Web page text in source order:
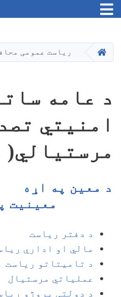
کور ریاست عمومی
د عامه
امنیتي
مرستیالي(
د معین په اړه
معینیت
د دفتر ریاست
مالي او اداري
د تامیتاتو ریاست
عملیاتي مرستیال
د دولتی پروژو